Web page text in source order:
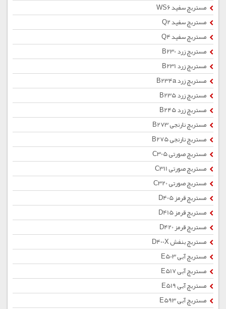
مستربچ سفید WS6
مستربچ سفید Q2
مستربچ سفید Q4
مستربچ زرد B230
مستربچ زرد B231
مستربچ زرد B234a
مستربچ زرد B235
مستربچ زرد B245
مستربچ نارنجی B273
مستربچ نارنجی B275
مستربچ صورتی C305
مستربچ صورتی C311
مستربچ صورتی C320
مستربچ قرمز D405
مستربچ قرمز D415
مستربچ قرمز D420
مستربچ بنفش D400X
مستربچ آبی E503
مستربچ آبی E517
مستربچ آبی E519
مستربچ آبی E593